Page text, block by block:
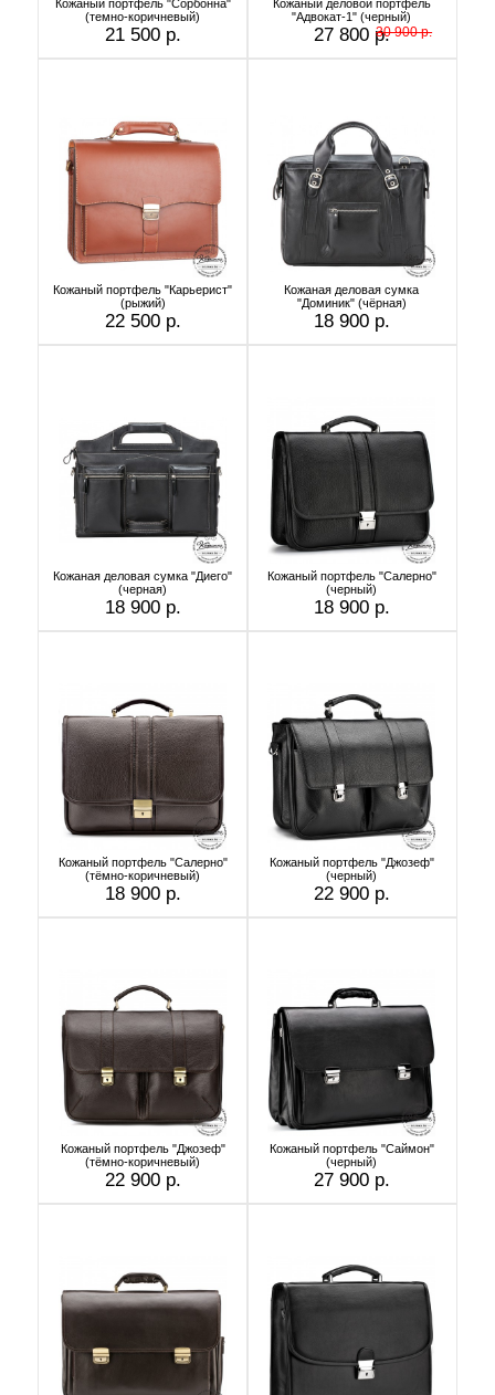
Кожаный портфель "Сорбонна"
(темно-коричневый)
21 500 р.
Кожаный деловой портфель
"Адвокат-1" (черный)
27 800 р.30 900 р.
Кожаный портфель "Карьерист"
(рыжий)
22 500 р.
Кожаная деловая сумка
"Доминик" (чёрная)
18 900 р.
Кожаная деловая сумка "Диего"
(черная)
18 900 р.
Кожаный портфель "Салерно"
(черный)
18 900 р.
Кожаный портфель "Салерно"
(тёмно-коричневый)
18 900 р.
Кожаный портфель "Джозеф"
(черный)
22 900 р.
Кожаный портфель "Джозеф"
(тёмно-коричневый)
22 900 р.
Кожаный портфель "Саймон"
(черный)
27 900 р.